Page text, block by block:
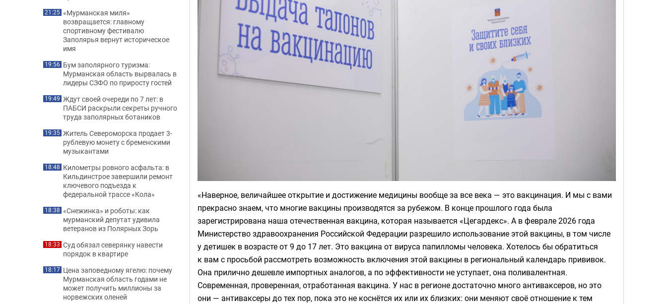
«Наверное, величайшее открытие и достижение медицины вообще за все века — это вакцинация. И мы с вами
прекрасно знаем, что многие вакцины производятся за рубежом. В конце прошлого года была
зарегистрирована наша отечественная вакцина, которая называется «Цегардекс». А в феврале 2026 года
Министерство здравоохранения Российской Федерации разрешило использование этой вакцины, в том числе
у детишек в возрасте от 9 до 17 лет. Это вакцина от вируса папилломы человека. Хотелось бы обратиться
к вам с просьбой рассмотреть возможность включения этой вакцины в региональный календарь прививок.
Она прилично дешевле импортных аналогов, а по эффективности не уступает, она поливалентная.
Современная, проверенная, отработанная вакцина. У нас в регионе достаточно много антиваксеров, но это
они — антиваксеры до тех пор, пока это не коснётся их или их близких: они меняют своё отношение к тем
21:25 «Мурманская миля»
возвращается: главному
спортивному фестивалю
Заполярья вернут историческое
имя
19:56 Бум заполярного туризма:
Мурманская область вырвалась в
лидеры СЗФО по приросту гостей
19:49 Ждут своей очереди по 7 лет: в
ПАБСИ раскрыли секреты ручного
труда заполярных ботаников
19:35 Житель Североморска продает 3-
рублевую монету с бременскими
музыкантами
18:48 Километры ровного асфальта: в
Кильдинстрое завершили ремонт
ключевого подъезда к
федеральной трассе «Кола»
18:38 «Снежинка» и роботы: как
мурманский депутат удивила
ветеранов из Полярных Зорь
18:33 Суд обязал северянку навести
порядок в квартире
18:17 Цена заповедному ягелю: почему
Мурманская область годами не
может получить миллионы за
норвежских оленей